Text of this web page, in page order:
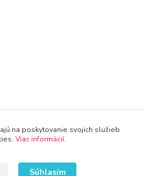
Eshop-rychlo.sk
na poskytovanie svojich služieb
Viac informácií.
Súhlasím